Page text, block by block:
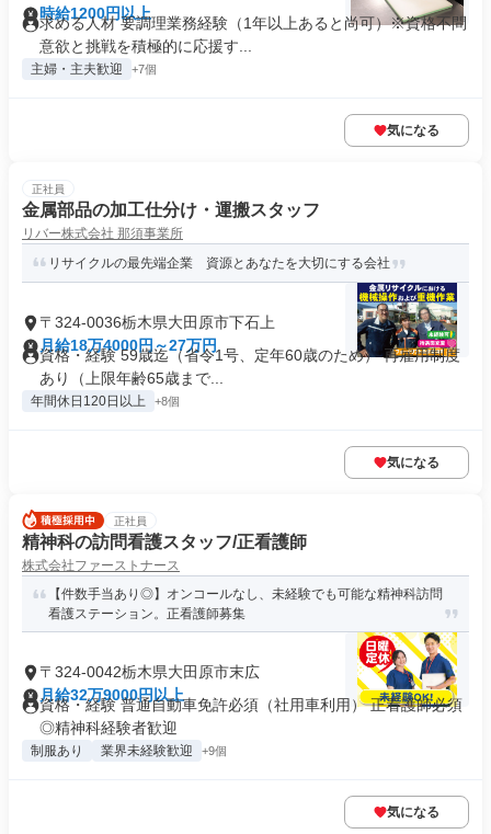
時給1200円以上
求める人材 要調理業務経験（1年以上あると尚可）※資格不問
意欲と挑戦を積極的に応援す...
主婦・主夫歓迎 +7個
気になる
正社員
金属部品の加工仕分け・運搬スタッフ
リバー株式会社 那須事業所
リサイクルの最先端企業 資源とあなたを大切にする会社
〒324-0036栃木県大田原市下石上
月給18万4000円～27万円
資格・経験 59歳迄（省令1号、定年60歳のため） 再雇用制度
あり（上限年齢65歳まで...
年間休日120日以上 +8個
気になる
正社員
精神科の訪問看護スタッフ/正看護師
株式会社ファーストナース
【件数手当あり◎】オンコールなし、未経験でも可能な精神科訪問
看護ステーション。正看護師募集
〒324-0042栃木県大田原市末広
月給32万9000円以上
資格・経験 普通自動車免許必須（社用車利用） 正看護師必須
◎精神科経験者歓迎
制服あり 業界未経験歓迎 +9個
気になる